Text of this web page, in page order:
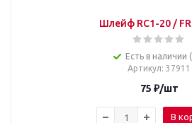
Шлейф RC1-20 /
Есть в наличии
Артикул: 37911
75 ₽/шт
В